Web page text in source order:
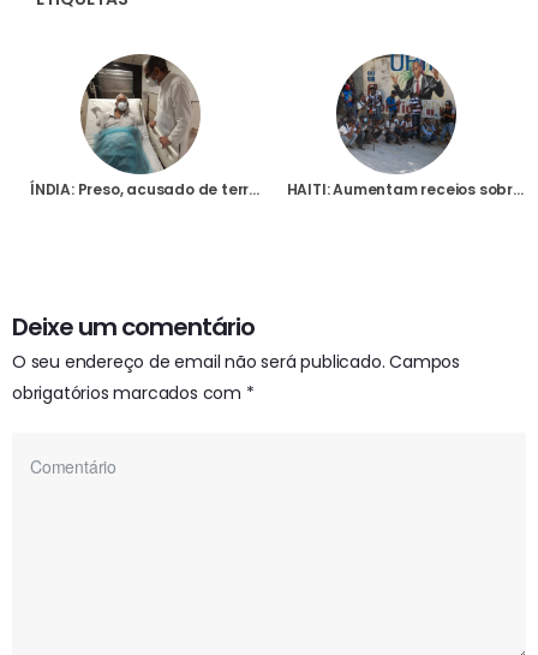
ÍNDIA: Preso, acusado de terrorismo, Padre Stan Swamy morre no hospital depois de uma vida a lutar pelos povos tribais HAITI: Aumentam receios sobre degradação da segurança no país, após presidente ter sido assassinado em casa
Deixe um comentário
O seu endereço de email não será publicado. Campos
obrigatórios marcados com *